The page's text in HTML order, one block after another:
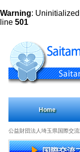
Warning:
line 501
Home
公益財団法人埼玉県国際交